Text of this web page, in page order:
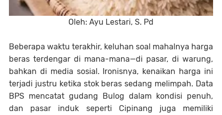
Oleh: Ayu Lestari, S. Pd
Beberapa waktu terakhir, keluhan soal mahalnya harga
beras terdengar di mana-mana—di pasar, di warung,
bahkan di media sosial. Ironisnya, kenaikan harga ini
terjadi justru ketika stok beras sedang melimpah. Data
BPS mencatat gudang Bulog dalam kondisi penuh,
dan pasar induk seperti Cipinang juga memiliki